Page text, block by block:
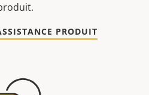
PRODUIT